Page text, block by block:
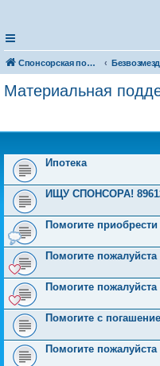
Спонсорская помощь. Разместите своё объявление в соответствующей рубрике
Материальная
Ипотека
ИЩУ СПОНСОРА!
Помогите
Помогите
Помогите
Помогите с
Помогите пожалуйста